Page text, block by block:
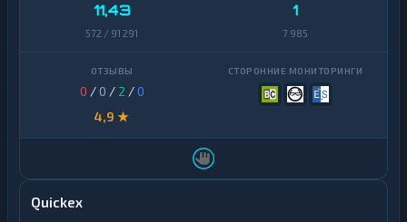
11,43
572 / 91 291
1
7 985
0 / 0 / 2 /0
4,9 ★
Quickex